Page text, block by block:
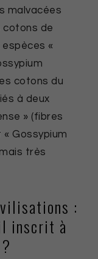
malvacées
cotons de
espèces «
cotons du
à deux
» (fibres
Gossypium
très
:
inscrit à